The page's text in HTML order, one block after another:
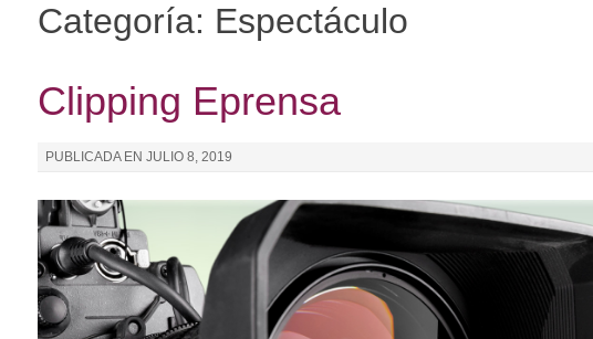
Categoría: Espectáculo
Clipping Eprensa
PUBLICADA EN JULIO 8, 2019